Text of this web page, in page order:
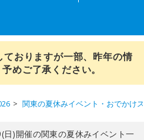
おりますが一部、昨年の情
めご了承ください。
関東の夏休みイベント・おでかけ
)開催の関東の夏休みイベント一